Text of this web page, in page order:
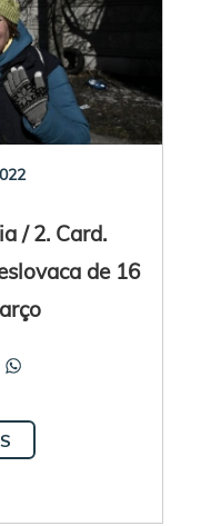
/ 2. Card.
de 16